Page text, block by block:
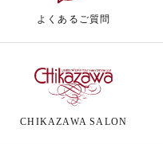
よくあるご質問
CHIKAZAWA SALON